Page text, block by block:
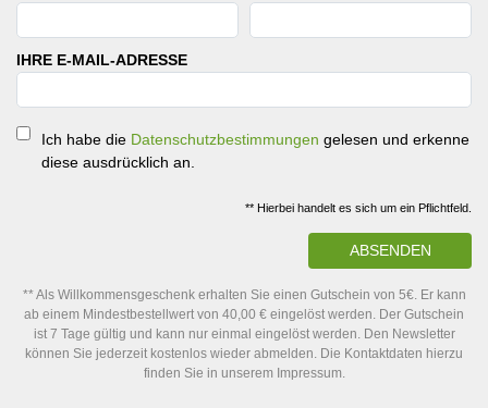
IHRE E-MAIL-ADRESSE
Ich habe die Datenschutzbestimmungen gelesen und erkenne
diese ausdrücklich an.
** Hierbei handelt es sich um ein Pflichtfeld.
ABSENDEN
** Als Willkommensgeschenk erhalten Sie einen Gutschein von 5€. Er kann
ab einem Mindestbestellwert von 40,00 € eingelöst werden. Der Gutschein
ist 7 Tage gültig und kann nur einmal eingelöst werden. Den Newsletter
können Sie jederzeit kostenlos wieder abmelden. Die Kontaktdaten hierzu
finden Sie in unserem Impressum.